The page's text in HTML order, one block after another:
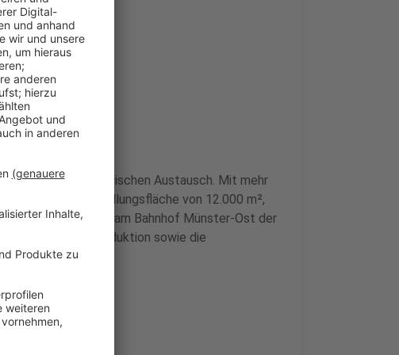
2025
und technologischen Austausch. Mit mehr
eine Ausstellungsfläche von 12.000 m²,
3.000 Meter Gleis am Bahnhof Münster-Ost der
und CO₂-Reduktion sowie die